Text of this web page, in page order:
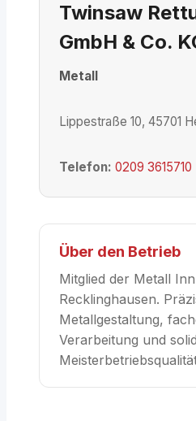
Twinsaw
GmbH & Co.
Metall
Lippestraße 10, 45701
Telefon: 0209 3615710
Über den Betrieb
Mitglied der Metall
Recklinghausen.
Metallgestaltung,
Verarbeitung und